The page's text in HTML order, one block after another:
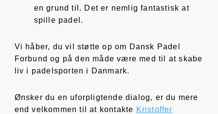
en grund til. Det er nemlig fantastisk at
spille padel.
Vi håber, du vil støtte op om Dansk Padel
Forbund og på den måde være med til at skabe
liv i padelsporten i Danmark.
Ønsker du en uforpligtende dialog, er du mere
end velkommen til at kontakte Kristoffer